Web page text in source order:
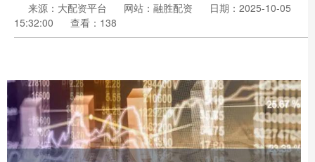
来源：大配资平台 网站：融胜配资
日期：2025-10-05
15:32:00
查看：138